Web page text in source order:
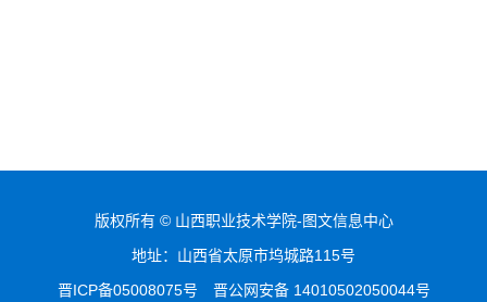
版权所有 © 山西职业技术学院-图文信息中心
地址：山西省太原市坞城路115号
晋ICP备05008075号
晋公网安备 14010502050044号